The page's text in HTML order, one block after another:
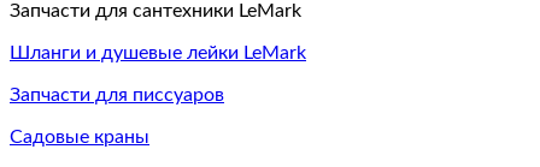
Запчасти для сантехники LeMark
Шланги и душевые лейки LeMark
Запчасти для писсуаров
Садовые краны